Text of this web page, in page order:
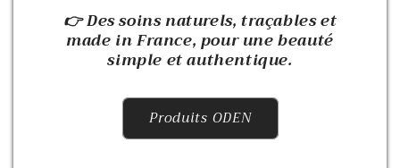
👉 Des soins naturels, traçables et
made in France, pour une beauté
simple et authentique.
Produits ODEN